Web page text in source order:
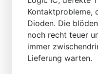
Kontaktprobleme,
Dioden. Die
noch recht teuer
immer
Lieferung warten.